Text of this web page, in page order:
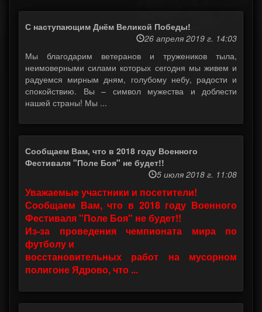
С наступающим Днём Великой Победы!
26 апреля 2019 г. 14:03
Мы благодарим ветеранов и тружеников тыла,
неимоверными силами которых сегодня мы живем и
радуемся мирным дням, голубому небу, радости и
спокойствию. Вы – символ мужества и доблести
нашей страны! Мы ...
Сообщаем Вам, что в 2018 году Военного
Фестиваля "Поле Боя" не будет!!
5 июля 2018 г. 11:08
Уважаемые участники и посетители!
Сообщаем Вам, что в 2018 году Военного
Фестиваля "Поле Боя" не будет!!
Из-за проведения чемпионата мира по
футболу и
восстановительных работ на мусорном
полигоне Ядрово, что ...